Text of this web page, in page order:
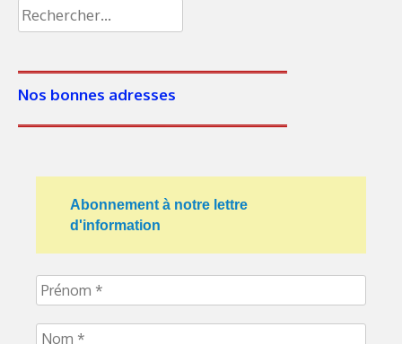
Rechercher :
Nos bonnes adresses
Abonnement à notre lettre
d'information